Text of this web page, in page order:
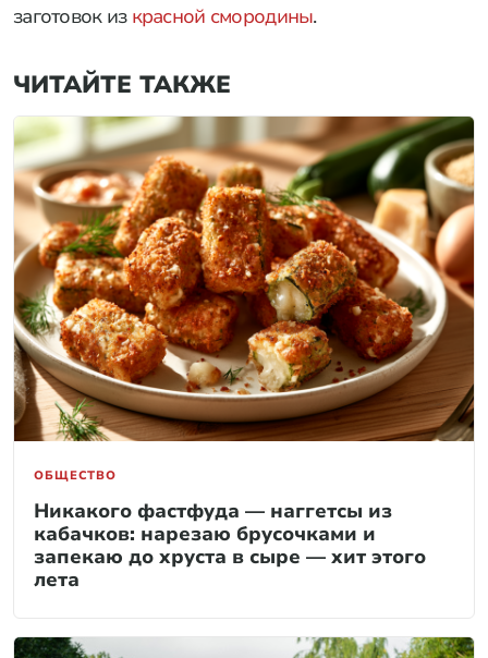
заготовок из красной смородины.
ЧИТАЙТЕ ТАКЖЕ
ОБЩЕСТВО
Никакого фастфуда — наггетсы из
кабачков: нарезаю брусочками и
запекаю до хруста в сыре — хит этого
лета